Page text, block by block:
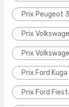
Prix Peugeot
Prix
Prix
Prix Ford
Prix Ford